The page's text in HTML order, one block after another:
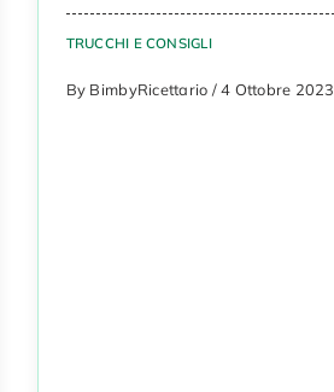
TRUCCHI E CONSIGLI
By BimbyRicettario / 4 Ottobre 2023